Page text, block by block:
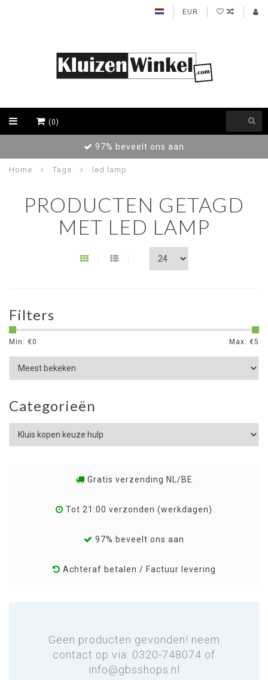
EUR
(0)
97% beveelt ons aan
Home Tags led lamp
PRODUCTEN GETAGD
MET LED LAMP
Filters
Min: €0 Max: €5
Categorieën
Gratis verzending NL/BE
Tot 21:00 verzonden (werkdagen)
97% beveelt ons aan
Achteraf betalen / Factuur levering
Geen producten gevonden! neem
contact op via: 0320-748074 of
info@gbsshops.nl